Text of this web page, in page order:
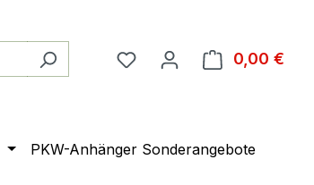
0,00 €
PKW-Anhänger Sonderangebote